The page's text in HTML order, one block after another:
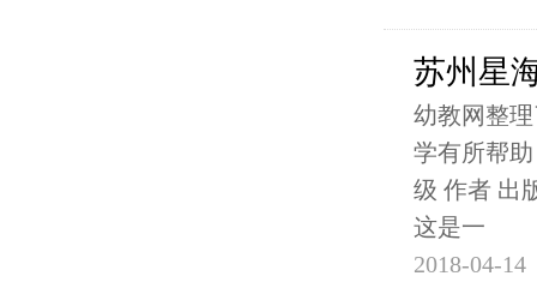
苏州星
幼教网整
学有所帮
级 作者 出
这是一
2018-04-14